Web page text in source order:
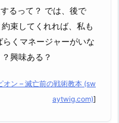
るって？ では、後で
束してくれれば、私も
くマネージャーがいな
興味ある？
オン – 滅亡前の戦術教本 (sw
aytwig.com)]